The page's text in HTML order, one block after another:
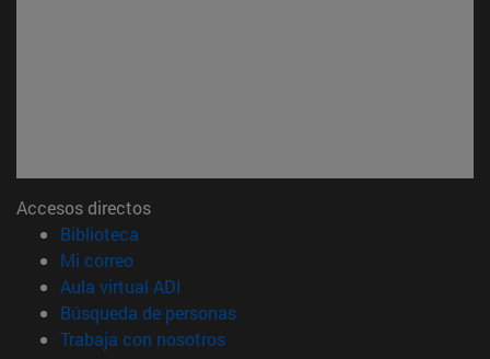
Accesos directos
Biblioteca
Mi correo(abre en nueva ventana)
Aula virtual ADI
Búsqueda de personas(abre en nueva ventana)
Trabaja con nosotros(abre en nueva ventana)